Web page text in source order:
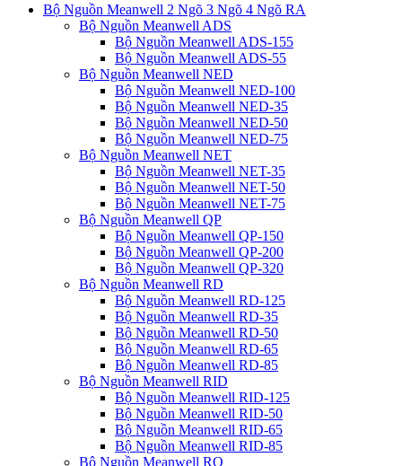
Bộ Nguồn Meanwell 2 Ngõ 3 Ngõ 4 Ngõ RA
Bộ Nguồn Meanwell ADS
Bộ Nguồn Meanwell ADS-155
Bộ Nguồn Meanwell ADS-55
Bộ Nguồn Meanwell NED
Bộ Nguồn Meanwell NED-100
Bộ Nguồn Meanwell NED-35
Bộ Nguồn Meanwell NED-50
Bộ Nguồn Meanwell NED-75
Bộ Nguồn Meanwell NET
Bộ Nguồn Meanwell NET-35
Bộ Nguồn Meanwell NET-50
Bộ Nguồn Meanwell NET-75
Bộ Nguồn Meanwell QP
Bộ Nguồn Meanwell QP-150
Bộ Nguồn Meanwell QP-200
Bộ Nguồn Meanwell QP-320
Bộ Nguồn Meanwell RD
Bộ Nguồn Meanwell RD-125
Bộ Nguồn Meanwell RD-35
Bộ Nguồn Meanwell RD-50
Bộ Nguồn Meanwell RD-65
Bộ Nguồn Meanwell RD-85
Bộ Nguồn Meanwell RID
Bộ Nguồn Meanwell RID-125
Bộ Nguồn Meanwell RID-50
Bộ Nguồn Meanwell RID-65
Bộ Nguồn Meanwell RID-85
Bộ Nguồn Meanwell RQ